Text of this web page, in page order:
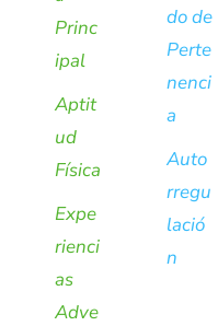
Princ
ipal
Aptit
ud
Física
Expe
rienci
as
Adve
do de
Perte
nenci
a
Auto
rregu
lació
n